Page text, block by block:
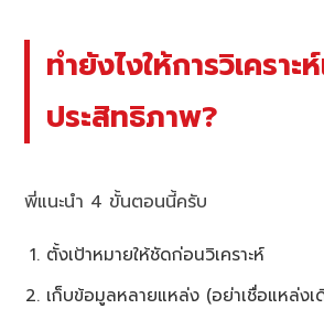
ทำยังไงให้การวิเคราะ
ประสิทธิภาพ?
พี่แนะนำ 4 ขั้นตอนนี้ครับ
ตั้งเป้าหมายให้ชัดก่อนวิเคราะห์
เก็บข้อมูลหลายแหล่ง (อย่าเชื่อแหล่งเ